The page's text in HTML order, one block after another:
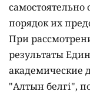
самостоятельно
порядок их
При
результаты
академические
"Алтын белгі",